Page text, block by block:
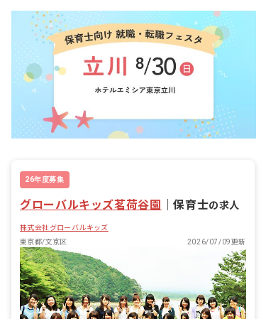
26年度募集
グローバルキッズ茗荷谷園 ｜保育士の求人
株式会社グローバルキッズ
東京都/文京区
2026/07/09更新